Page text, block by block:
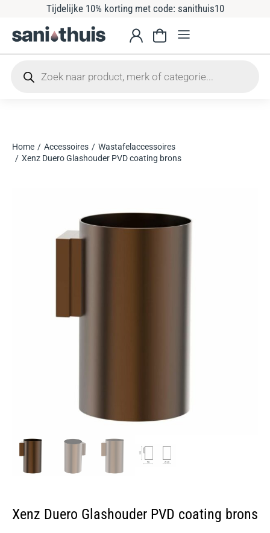
Tijdelijke 10% korting met code: sanithuis10
Je bent hier:
Home Accessoires
Wastafelaccessoires
Xenz Duero Glashouder PVD coating brons
Xenz Duero Glashouder PVD coating brons